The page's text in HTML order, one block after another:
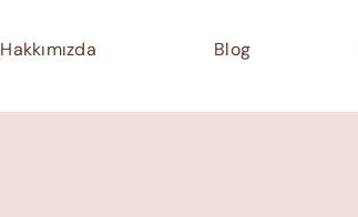
Hakkımızda Blog